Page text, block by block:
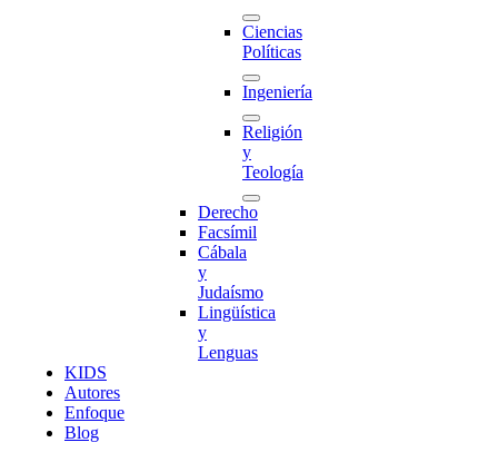
Ciencias
Políticas
Ingeniería
Religión
y
Teología
Derecho
Facsímil
Cábala
y
Judaísmo
Lingüística
y
Lenguas
KIDS
Autores
Enfoque
Blog